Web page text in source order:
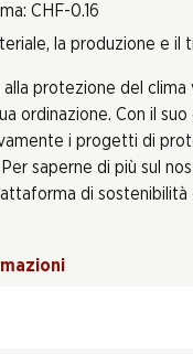
CHF-0.16
la produzione e il
alla protezione del
ordinazione. Con il suo
i progetti di
saperne di più sul
di sostenibilità